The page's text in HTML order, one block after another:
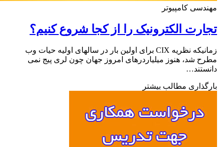
کامپیوتر
الکترونیک را از کجا شروع کنیم؟
زمانیکه نظریه CIX برای اولین بار در سالهای اولیه حیات وب
شد، هنوز میلیاردرهای امروز جهان چون لری پیج نمی
مطالب بیشتر